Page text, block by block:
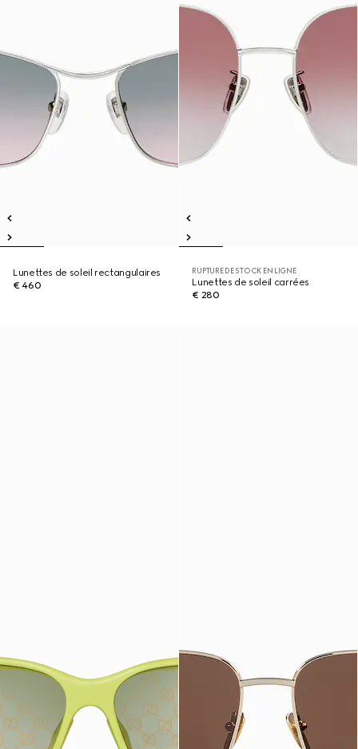
Lunettes de soleil rectangulaires
€ 460
RUPTURE DE STOCK EN LIGNE
Lunettes de soleil carrées
€ 280